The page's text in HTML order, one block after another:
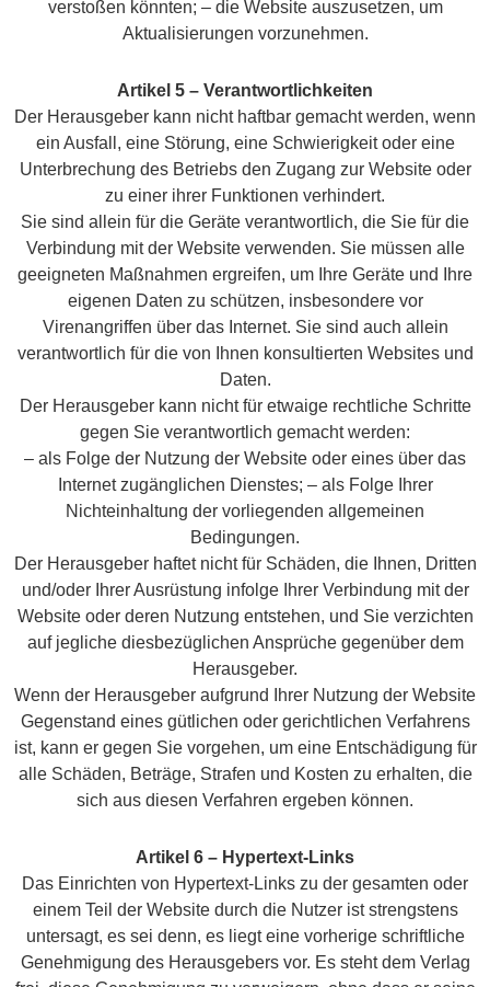
verstoßen könnten; – die Website auszusetzen, um
Aktualisierungen vorzunehmen.
Artikel 5 – Verantwortlichkeiten
Der Herausgeber kann nicht haftbar gemacht werden, wenn
ein Ausfall, eine Störung, eine Schwierigkeit oder eine
Unterbrechung des Betriebs den Zugang zur Website oder
zu einer ihrer Funktionen verhindert.
Sie sind allein für die Geräte verantwortlich, die Sie für die
Verbindung mit der Website verwenden. Sie müssen alle
geeigneten Maßnahmen ergreifen, um Ihre Geräte und Ihre
eigenen Daten zu schützen, insbesondere vor
Virenangriffen über das Internet. Sie sind auch allein
verantwortlich für die von Ihnen konsultierten Websites und
Daten.
Der Herausgeber kann nicht für etwaige rechtliche Schritte
gegen Sie verantwortlich gemacht werden:
– als Folge der Nutzung der Website oder eines über das
Internet zugänglichen Dienstes; – als Folge Ihrer
Nichteinhaltung der vorliegenden allgemeinen
Bedingungen.
Der Herausgeber haftet nicht für Schäden, die Ihnen, Dritten
und/oder Ihrer Ausrüstung infolge Ihrer Verbindung mit der
Website oder deren Nutzung entstehen, und Sie verzichten
auf jegliche diesbezüglichen Ansprüche gegenüber dem
Herausgeber.
Wenn der Herausgeber aufgrund Ihrer Nutzung der Website
Gegenstand eines gütlichen oder gerichtlichen Verfahrens
ist, kann er gegen Sie vorgehen, um eine Entschädigung für
alle Schäden, Beträge, Strafen und Kosten zu erhalten, die
sich aus diesen Verfahren ergeben können.
Artikel 6 – Hypertext-Links
Das Einrichten von Hypertext-Links zu der gesamten oder
einem Teil der Website durch die Nutzer ist strengstens
untersagt, es sei denn, es liegt eine vorherige schriftliche
Genehmigung des Herausgebers vor. Es steht dem Verlag